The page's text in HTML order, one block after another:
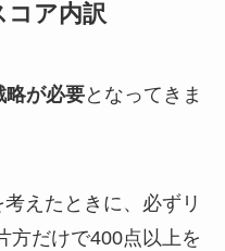
コア内訳
略が必要となってきま
えたときに、必ずリ
方だけで400点以上を